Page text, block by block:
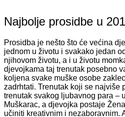
Najbolje prosidbe u
Prosidba je nešto što će većina
jednom u životu i svakako jedan
njihovom životu, a i u životu
djevojkama taj trenutak posebno
koljena svake muške osobe
zadrhtati. Trenutak koji se najviše
trenutak svakog ljubavnog para –
Muškarac, a djevojka postaje
učiniti kreativnim i nezaboravnim.